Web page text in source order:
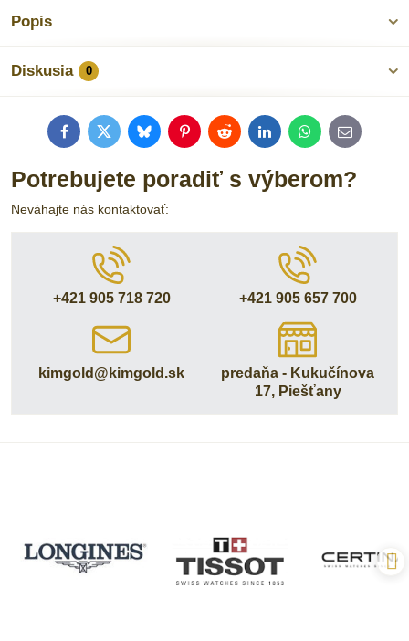
Popis
Diskusia 0
FacebookTwitterBlueskyPinterestRedditLinkedInWhatsApp
E-
mail
Potrebujete poradiť s výberom?
Neváhajte nás kontaktovať:
+421 905 718 720 +421 905 657 700
kimgold​@kimgold​.sk
predaňa - Kukučínova
17, Piešťany